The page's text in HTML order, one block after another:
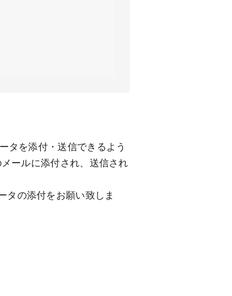
タを添付・送信できるよう
ールに添付され、送信され
タの添付をお願い致しま